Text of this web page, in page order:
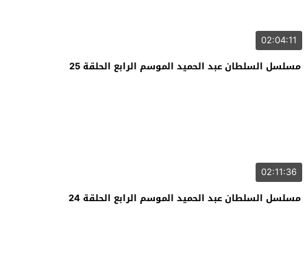
02:04:11
مسلسل السلطان عبد الحميد الموسم الرابع الحلقة 25
02:11:36
مسلسل السلطان عبد الحميد الموسم الرابع الحلقة 24